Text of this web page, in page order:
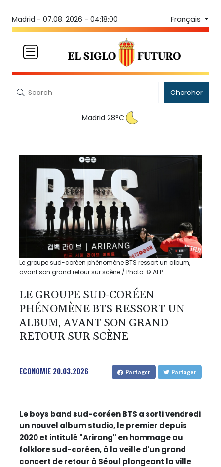
Madrid - 07.08. 2026 - 04:18:00 Français
Chercher
Madrid 28°C
Le groupe sud-coréen phénomène BTS ressort un album,
avant son grand retour sur scène / Photo: © AFP
LE GROUPE SUD-CORÉEN
PHÉNOMÈNE BTS RESSORT UN
ALBUM, AVANT SON GRAND
RETOUR SUR SCÈNE
ECONOMIE 20.03.2026 Partager Partager
Le boys band sud-coréen BTS a sorti vendredi
un nouvel album studio, le premier depuis
2020 et intitulé "Arirang" en hommage au
folklore sud-coréen, à la veille d'un grand
concert de retour à Séoul plongeant la ville